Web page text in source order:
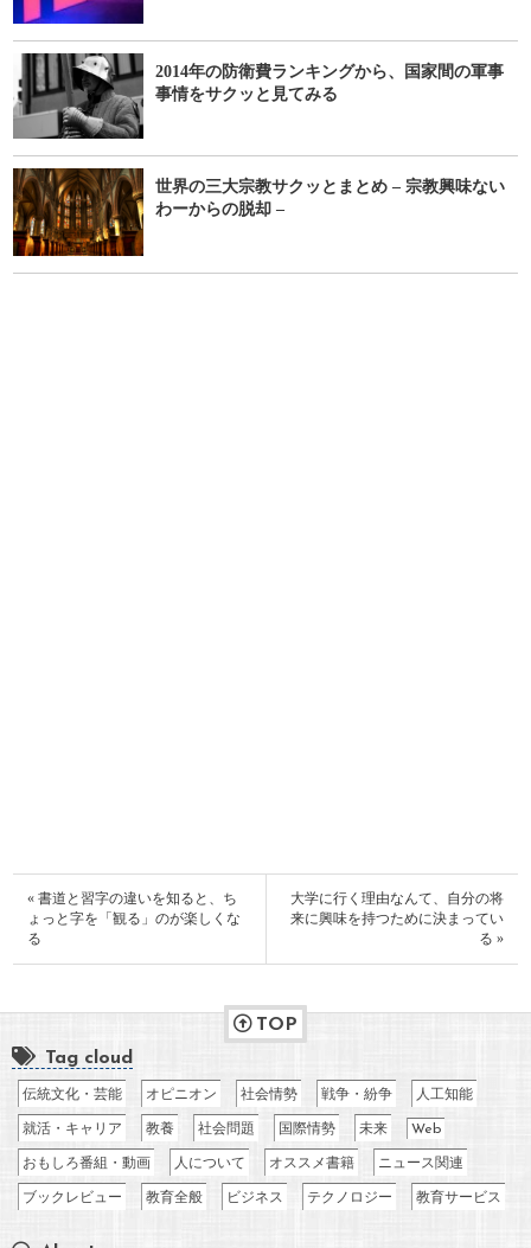
2014年の防衛費ランキングから、国家間の軍事
事情をサクッと見てみる
世界の三大宗教サクッとまとめ – 宗教興味ない
わーからの脱却 –
« 書道と習字の違いを知ると、ち
ょっと字を「観る」のが楽しくな
る
大学に行く理由なんて、自分の将
来に興味を持つために決まってい
る »
TOP
Tag cloud
伝統文化・芸能 オピニオン 社会情勢 戦争・紛争 人工知能
就活・キャリア 教養 社会問題 国際情勢 未来 Web
おもしろ番組・動画 人について オススメ書籍 ニュース関連
ブックレビュー 教育全般 ビジネス テクノロジー 教育サービス